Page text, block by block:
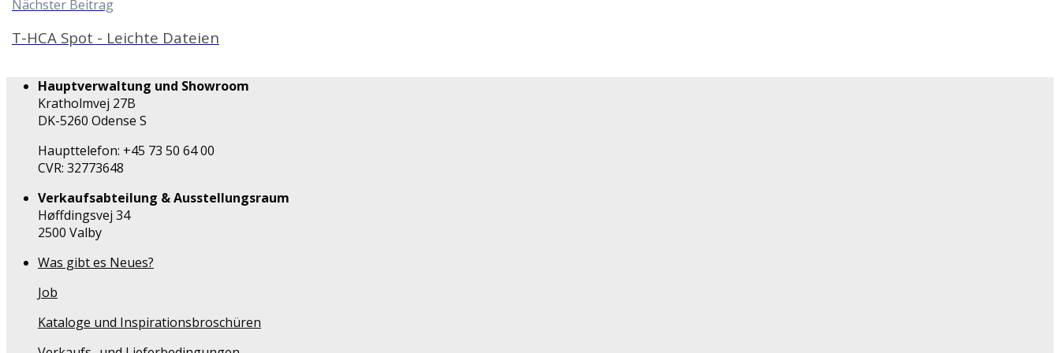
Nächster Beitrag
T-HCA Spot - Leichte Dateien
Hauptverwaltung und Showroom
Kratholmvej 27B
DK-5260 Odense S
Haupttelefon: +45 73 50 64 00
CVR: 32773648
Verkaufsabteilung & Ausstellungsraum
Høffdingsvej 34
2500 Valby
Was gibt es Neues?
Job
Kataloge und Inspirationsbroschüren